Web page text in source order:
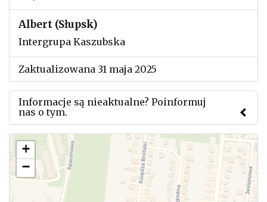
Albert (Słupsk)
Intergrupa Kaszubska
Zaktualizowana 31 maja 2025
Informacje są nieaktualne? Poinformuj
nas o tym.
Użyj tego formularza aby przesłać informację o
zmianach w powyższym mityngu.
+
−